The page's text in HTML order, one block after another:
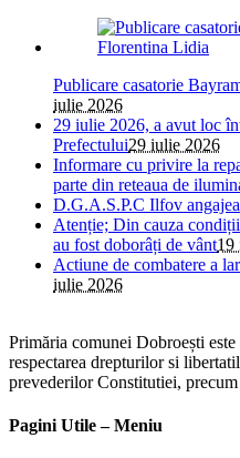
Publicare casatorie
iulie 2026
29 iulie 2026, a avut loc
Prefectului29 iulie 2026
Informare cu privire la
parte din reteaua de
D.G.A.S.P.C Ilfov
Atenție; Din cauza
au fost doborâți de vânt19
Actiune de combatere a
iulie 2026
Primăria comunei Dobroești
respectarea drepturilor si
prevederilor Constitutiei,
Pagini Utile – Meniu